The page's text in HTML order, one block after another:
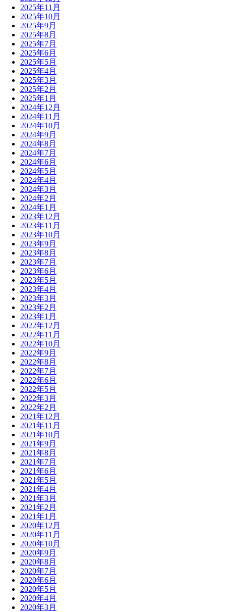
2025年11月
2025年10月
2025年9月
2025年8月
2025年7月
2025年6月
2025年5月
2025年4月
2025年3月
2025年2月
2025年1月
2024年12月
2024年11月
2024年10月
2024年9月
2024年8月
2024年7月
2024年6月
2024年5月
2024年4月
2024年3月
2024年2月
2024年1月
2023年12月
2023年11月
2023年10月
2023年9月
2023年8月
2023年7月
2023年6月
2023年5月
2023年4月
2023年3月
2023年2月
2023年1月
2022年12月
2022年11月
2022年10月
2022年9月
2022年8月
2022年7月
2022年6月
2022年5月
2022年3月
2022年2月
2021年12月
2021年11月
2021年10月
2021年9月
2021年8月
2021年7月
2021年6月
2021年5月
2021年4月
2021年3月
2021年2月
2021年1月
2020年12月
2020年11月
2020年10月
2020年9月
2020年8月
2020年7月
2020年6月
2020年5月
2020年4月
2020年3月